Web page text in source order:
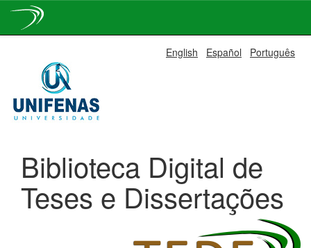
navigation
English Español Português
Biblioteca Digital de
Teses e Dissertações